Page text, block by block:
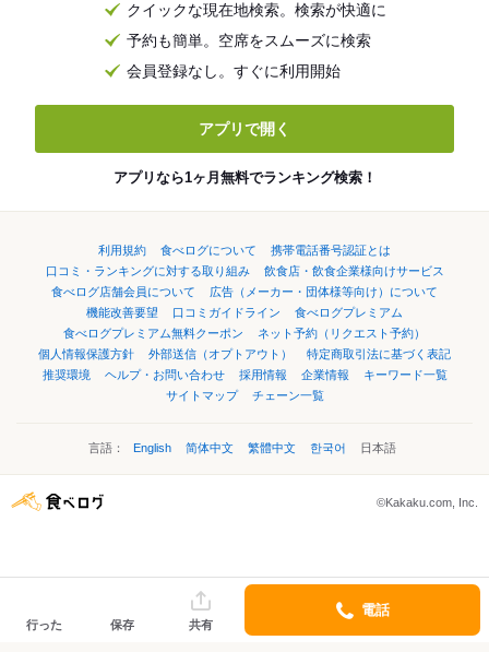
クイックな現在地検索。検索が快適に
予約も簡単。空席をスムーズに検索
会員登録なし。すぐに利用開始
アプリで開く
アプリなら1ヶ月無料でランキング検索！
利用規約 食べログについて
携帯電話番号認証とは
口コミ・ランキングに対する取り組み
飲食店・飲食企業様向けサービス
食べログ店舗会員について
広告（メーカー・団体様等向け）について
機能改善要望
口コミガイドライン
食べログプレミアム
食べログプレミアム無料クーポン
ネット予約（リクエスト予約）
個人情報保護方針
外部送信（オプトアウト）
特定商取引法に基づく表記
推奨環境
ヘルプ・お問い合わせ 採用情報 企業情報
キーワード一覧
サイトマップ
チェーン一覧
言語： English 简体中文 繁體中文 한국어 日本語
©Kakaku.com, Inc.
行った 保存 共有
電話